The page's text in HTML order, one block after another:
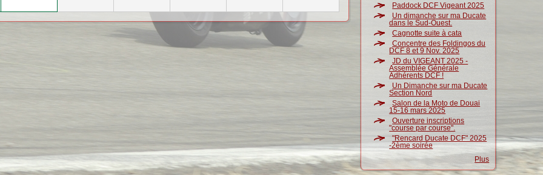
Paddock DCF Vigeant 2025
Un dimanche sur ma Ducate
dans le Sud-Ouest.
Cagnotte suite à cata
Concentre des Foldingos du
DCF 8 et 9 Nov. 2025
JD du VIGEANT 2025 -
Assemblée Générale
Adhérents DCF !
Un Dimanche sur ma Ducate
Section Nord
Salon de la Moto de Douai
15-16 mars 2025
Ouverture inscriptions
"course par course".
"Rencard Ducate DCF" 2025
-2ème soirée
Plus